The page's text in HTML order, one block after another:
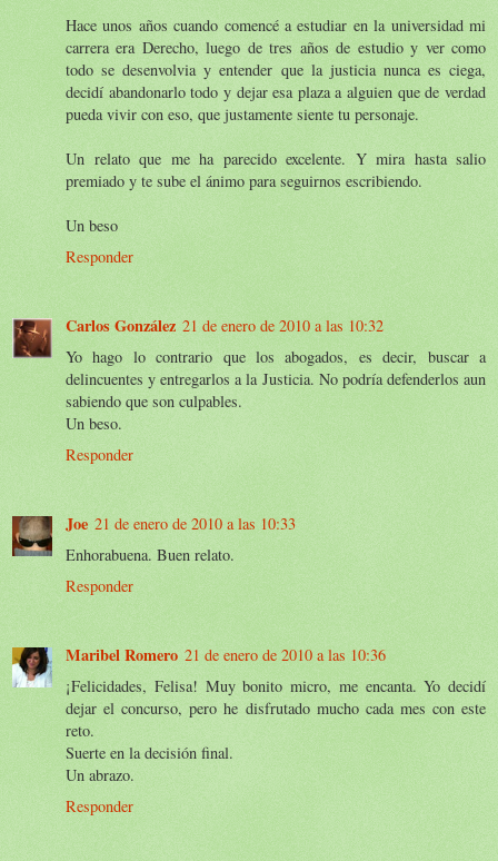
Hace unos años cuando comencé a estudiar en la universidad mi
carrera era Derecho, luego de tres años de estudio y ver como
todo se desenvolvia y entender que la justicia nunca es ciega,
decidí abandonarlo todo y dejar esa plaza a alguien que de verdad
pueda vivir con eso, que justamente siente tu personaje.
Un relato que me ha parecido excelente. Y mira hasta salio
premiado y te sube el ánimo para seguirnos escribiendo.
Un beso
Responder
Carlos González 21 de enero de 2010 a las 10:32
Yo hago lo contrario que los abogados, es decir, buscar a
delincuentes y entregarlos a la Justicia. No podría defenderlos aun
sabiendo que son culpables.
Un beso.
Responder
Joe 21 de enero de 2010 a las 10:33
Enhorabuena. Buen relato.
Responder
Maribel Romero 21 de enero de 2010 a las 10:36
¡Felicidades, Felisa! Muy bonito micro, me encanta. Yo decidí
dejar el concurso, pero he disfrutado mucho cada mes con este
reto.
Suerte en la decisión final.
Un abrazo.
Responder